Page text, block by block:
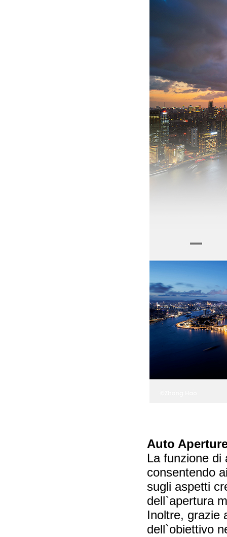
Auto
La funzione di
consentendo
sugli aspetti
dell`apertura
Inoltre, grazie
dell`obiettivo